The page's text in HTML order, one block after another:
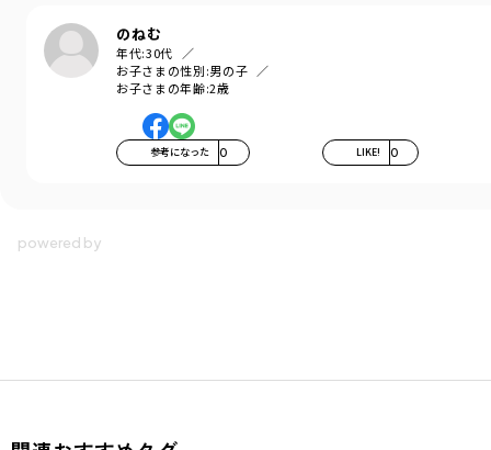
のねむ
年代:30代
お子さまの性別:男の子
お子さまの年齢:2歳
参考になった 0 LIKE! 0